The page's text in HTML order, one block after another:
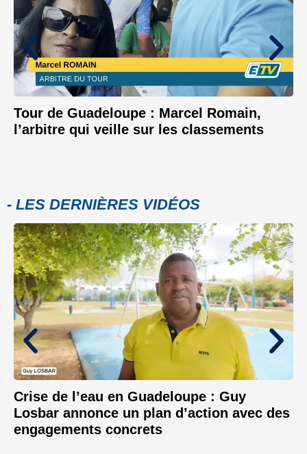
Tour de Guadeloupe : Marcel Romain,
l’arbitre qui veille sur les classements
- LES DERNIÈRES VIDÉOS
Crise de l’eau en Guadeloupe : Guy
Losbar annonce un plan d’action avec des
engagements concrets